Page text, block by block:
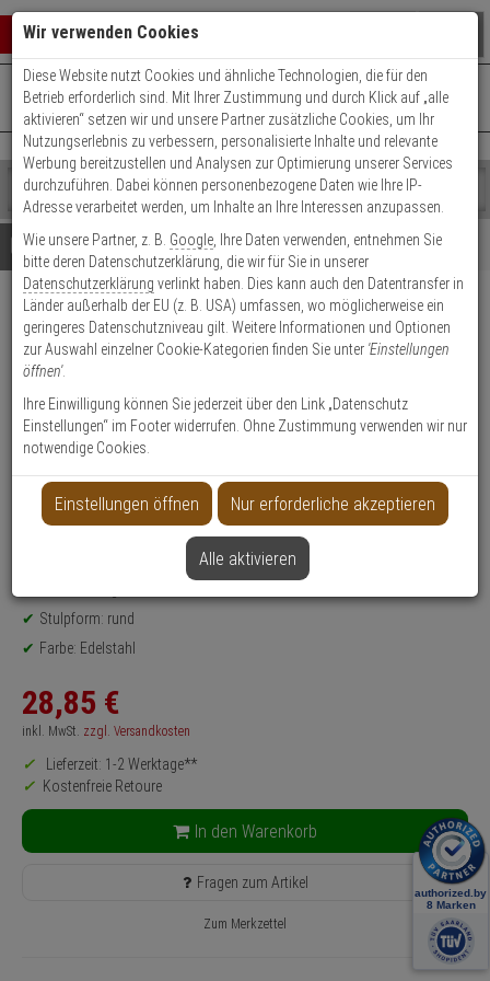
Warenkorb schließen
0 ARTIKEL IM WARENKORB
Ihr Warenkorb ist momentan leer.
Ergebnisse ()
Fertig
Shop
durchsuchen
Bitte
geben
Sie
mindestens
Zeichen
ein,
um
Suche
Es
wurde
noch
Kategorien
Suche
gestartet
+49 (0)821 899 493-0Mo. - Do.: 8:00 - 16:30 | Fr.: 8:00 - 14:00 Uhr
Kontaktservice nutzen
Details Beratung
GEZE Flachschließblech
SB-FTV 320-20x140x3-R
Produktmerkmale Lagerabverkauf
Datenblatt drucken
Produktinformationen
Schließblech - Modell: FTV320
Stulpform: rund
Farbe: Edelstahl
28,85 €
inkl. MwSt. zzgl. Versandkosten
Lieferzeit: 1-2 Werktage**
Kostenfreie Retoure
In den Warenkorb
Fragen zum Artikel
Zum Merkzettel
Wir verwenden Cookies
Diese Website nutzt Cookies und ähnliche Technologien, die für den
Betrieb erforderlich sind. Mit Ihrer Zustimmung und durch Klick auf „alle
aktivieren“ setzen wir und unsere Partner zusätzliche Cookies, um Ihr
Nutzungserlebnis zu verbessern, personalisierte Inhalte und relevante
Werbung bereitzustellen und Analysen zur Optimierung unserer Services
durchzuführen. Dabei können personenbezogene Daten wie Ihre IP-
Adresse verarbeitet werden, um Inhalte an Ihre Interessen anzupassen.
Wie unsere Partner, z. B. Google , Ihre Daten verwenden, entnehmen Sie
bitte deren Datenschutzerklärung, die wir für Sie in unserer
Datenschutzerklärung verlinkt haben. Dies kann auch den Datentransfer in
Länder außerhalb der EU (z. B. USA) umfassen, wo möglicherweise ein
geringeres Datenschutzniveau gilt. Weitere Informationen und Optionen
zur Auswahl einzelner Cookie-Kategorien finden Sie unter 'Einstellungen
öffnen'.
Ihre Einwilligung können Sie jederzeit über den Link „Datenschutz
Einstellungen“ im Footer widerrufen. Ohne Zustimmung verwenden wir nur
notwendige Cookies.
Einstellungen öffnen Nur erforderliche akzeptieren
Alle aktivieren